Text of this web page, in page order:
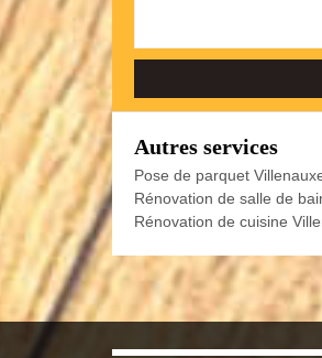
Autres services
Pose de parquet
Rénovation de salle de
Rénovation de cuisine